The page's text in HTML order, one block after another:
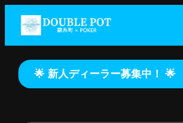
🌟 新人ディーラー募集中！ 🌟